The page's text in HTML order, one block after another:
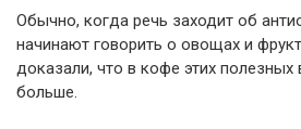
Обычно, когда речь заходит об
начинают говорить о овощах и
доказали, что в кофе этих
больше.